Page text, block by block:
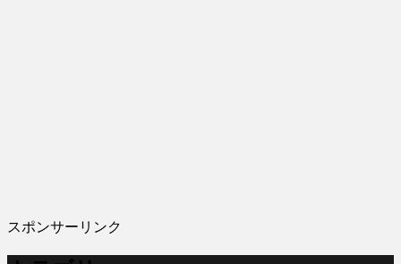
スポンサーリンク